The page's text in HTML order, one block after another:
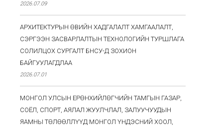
2026.07.09
АРХИТЕКТУРЫН ӨВИЙН ХАДГАЛАЛТ ХАМГААЛАЛТ,
СЭРГЭЭН ЗАСВАРЛАЛТЫН ТЕХНОЛОГИЙН ТУРШЛАГА
СОЛИЛЦОХ СУРГАЛТ БНСУ-Д ЗОХИОН
БАЙГУУЛАГДЛАА
2026.07.01
МОНГОЛ УЛСЫН ЕРӨНХИЙЛӨГЧИЙН ТАМГЫН ГАЗАР,
СОЁЛ, СПОРТ, АЯЛАЛ ЖУУЛЧЛАЛ, ЗАЛУУЧУУДЫН
ЯАМНЫ ТӨЛӨӨЛЛҮҮД МОНГОЛ ҮНДЭСНИЙ ХООЛ,